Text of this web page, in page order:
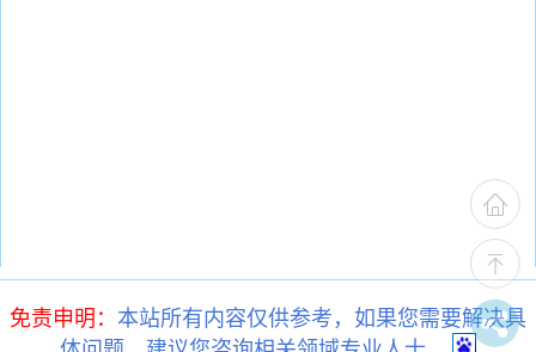
免责申明： 本站所有内容仅供参考，如果您需要解决具